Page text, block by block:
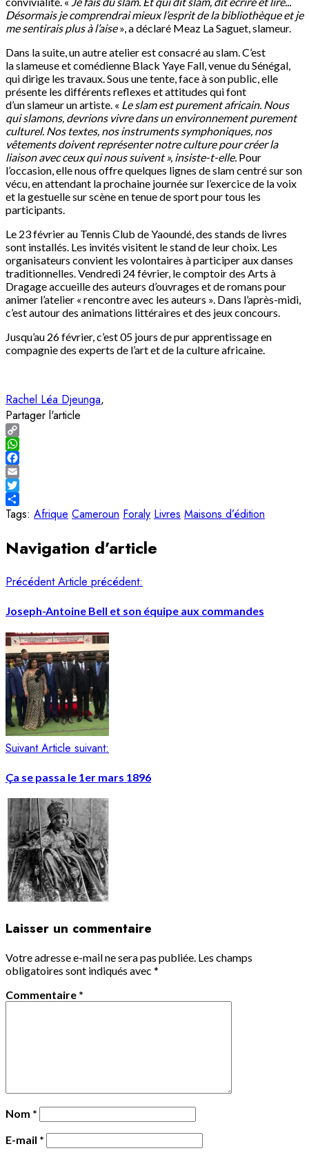
Désormaisje comprendrai mieux l’esprit de labibliothèqueetje
me sentirais plus à l’aise», a déclaré Meaz La Saguet, slameur.
Dans la suite, un autre atelier est consacré au slam. C’est
la slameuse et comédienne Black Yaye Fall, venue du Sénégal,
qui dirige les travaux. Sous une tente, face à son public, elle
présente les différents reflexes et attitudes qui font
d’un slameur un artiste. « Leslamest purementafricain. Nous
quislamons, devrionsvivre dans un environnement purement
culturel. Nos textes, nosinstruments symphoniques, nos
vêtements doivent représenter notre culturepour créer la
liaison avec ceux qui nous suivent », insiste-t-elle. Pour
l’occasion, elle nous offre quelques lignes de slam centré sur son
vécu, en attendant la prochaine journée sur l’exercice de la voix
et la gestuelle sur scène en tenue de sport pour tous les
participants.
Le 23 février au Tennis Club de Yaoundé, des stands de livres
sont installés. Les invités visitent le stand de leur choix. Les
organisateurs convient les volontaires à participer aux danses
traditionnelles. Vendredi 24 février, le comptoir des Arts à
Dragage accueille des auteurs d’ouvrages et de romans pour
animer l’atelier « rencontre avec les auteurs ». Dans l’après-midi,
c’est autour des animations littéraires et des jeux concours.
Jusqu’au 26 février, c’est 05 jours de pur apprentissage en
compagnie des experts de l’art et de la culture africaine.
Rachel Léa Djeunga
Partager l'article
Copy
Link
WhatsApp
Facebook
Email
Twitter
Share
Tags: Afrique Cameroun Foraly Livres Maisons d’édition
Navigation d’article
Précédent Article précédent:
Joseph-Antoine Bell et son équipe aux commandes
Suivant Article suivant:
Ça se passa le 1er mars 1896
Laisser un commentaire
Votre adresse e-mail ne sera pas publiée. Les champs
obligatoires sont indiqués avec *
Commentaire *
Nom *
E-mail *